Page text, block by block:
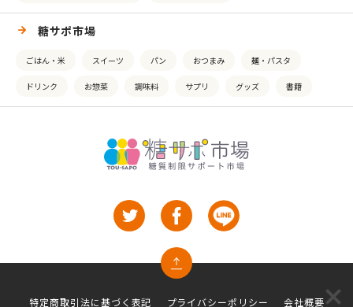
糖サポ市場
ごはん・米 スイーツ パン おつまみ 麺・パスタ
ドリンク お惣菜 調味料 サプリ グッズ 書籍
特定商取引法に基づく表記 プライバシーポリシー 会社概要